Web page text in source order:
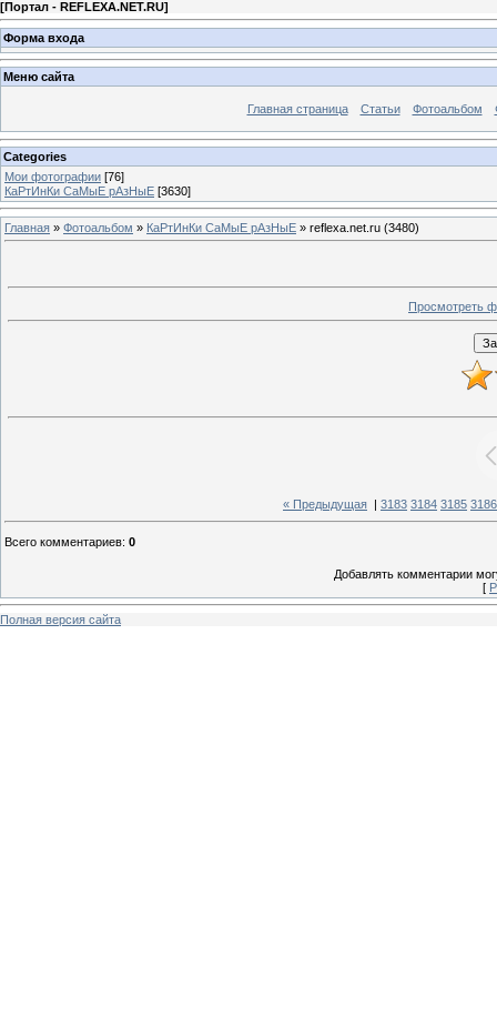
[Портал - REFLEXA.NET.RU]
Форма входа
Меню сайта
Главная страница Статьи Фотоальбом
Categories
Мои фотографии [76]
КаРтИнКи СаМыЕ рАзНыЕ [3630]
Главная » Фотоальбом » КаРтИнКи СаМыЕ рАзНыЕ » reflexa.net.ru (3480)
Просмотреть
« Предыдущая 3183 3184 3185 3186
Всего комментариев: 0
Добавлять комментарии
[
Полная версия сайта